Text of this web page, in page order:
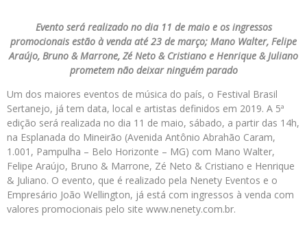
Evento será realizado no dia 11 de maio e os ingressos
promocionais estão à venda até 23 de março; Mano Walter, Felipe
Araújo, Bruno & Marrone, Zé Neto & Cristiano e Henrique & Juliano
prometem não deixar ninguém parado
Um dos maiores eventos de música do país, o Festival Brasil
Sertanejo, já tem data, local e artistas definidos em 2019. A 5ª
edição será realizada no dia 11 de maio, sábado, a partir das 14h,
na Esplanada do Mineirão (Avenida Antônio Abrahão Caram,
1.001, Pampulha – Belo Horizonte – MG) com Mano Walter,
Felipe Araújo, Bruno & Marrone, Zé Neto & Cristiano e Henrique
& Juliano. O evento, que é realizado pela Nenety Eventos e o
Empresário João Wellington, já está com ingressos à venda com
valores promocionais pelo site www.nenety.com.br.